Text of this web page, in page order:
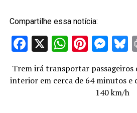
Compartilhe essa notícia:
Facebook
X
Trem irá transportar passageiros
interior em cerca de 64 minutos e
140 km/h